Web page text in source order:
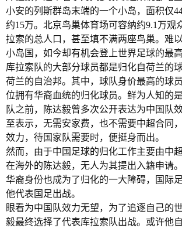
小安的列斯群岛末端的一个小岛，面积仅
约15万。北京鸟巢体育场可容纳约9.1万观
拉索的总人口，甚至填不满两座鸟巢。难
小岛国，如今却有机会登上世界足球的最高
库拉索队的大部分球员都是归化自荷兰的
荷兰的自治邦。其中，球队身价最高的球
位拥有华裔血统的归化球员。鲜为人知的
队之前，陈达毅曾多次公开表达为中国队
至表示，无需安家费，也不需要中超合同
效力，待国家队需要时，便挺身而出。
然而，由于中国足球的归化工作主要由中
在海外的陈达毅，无人为其提出入籍申请
华裔身份也成为了归化的一大障碍，国际
他代表国足出战。
眼看为中国队效力无望，为了追逐自己的
毅最终选择了代表库拉索队出战。或许他